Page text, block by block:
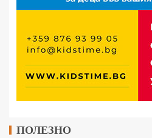
ПОЛЕЗНО